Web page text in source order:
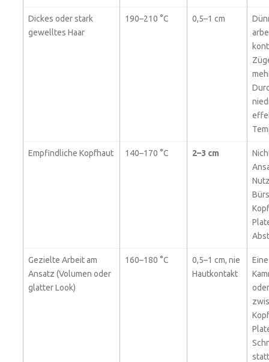
Dickes oder stark
gewelltes Haar
190–210 °C 0,5–1 cm
Empfindliche Kopfhaut 140–170 °C 2–3 cm
Gezielte Arbeit am
Ansatz (Volumen oder
glatter Look)
160–180 °C
0,5–1 cm, nie
Hautkontakt
Eine